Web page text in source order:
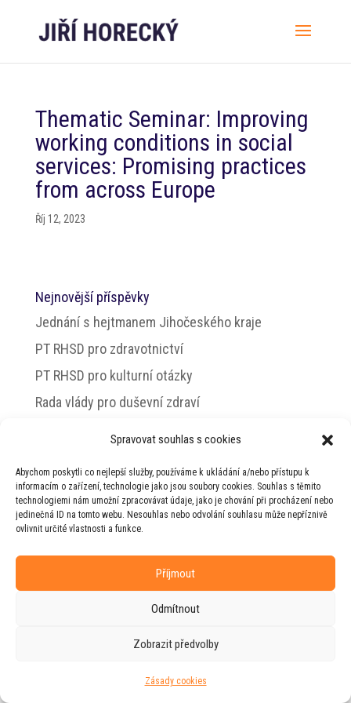
Spravovat souhlas s cookies
Abychom poskytli co nejlepší služby, používáme k ukládání a/nebo přístupu k
informacím o zařízení, technologie jako jsou soubory cookies. Souhlas s těmito
technologiemi nám umožní zpracovávat údaje, jako je chování při procházení nebo
jedinečná ID na tomto webu. Nesouhlas nebo odvolání souhlasu může nepříznivě
ovlivnit určité vlastnosti a funkce.
Příjmout
Odmítnout
Zobrazit předvolby
Zásady cookies
Thematic Seminar: Improving
working conditions in social
services: Promising practices
from across Europe
Říj 12, 2023
Nejnovější příspěvky
Jednání s hejtmanem Jihočeského kraje
PT RHSD pro zdravotnictví
PT RHSD pro kulturní otázky
Rada vlády pro duševní zdraví
© 2026 Jiří Horecký – Osobní stránky Jiřího
Horeckého
Web vytvořila firma